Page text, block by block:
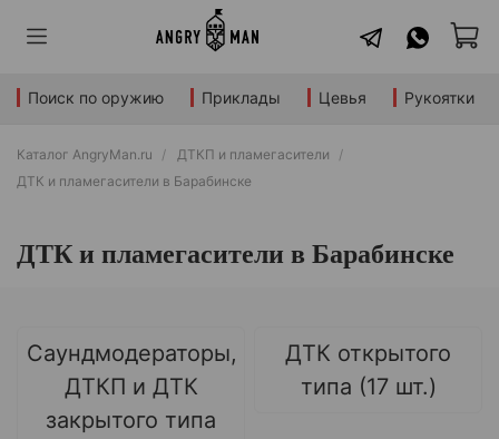
Поиск по оружию Приклады Цевья Рукоятки
Каталог AngryMan.ru
ДТКП и пламегасители
ДТК и пламегасители в Барабинске
ДТК и пламегасители в Барабинске
Саундмодераторы,
ДТКП и ДТК
закрытого типа
ДТК открытого
типа (17 шт.)